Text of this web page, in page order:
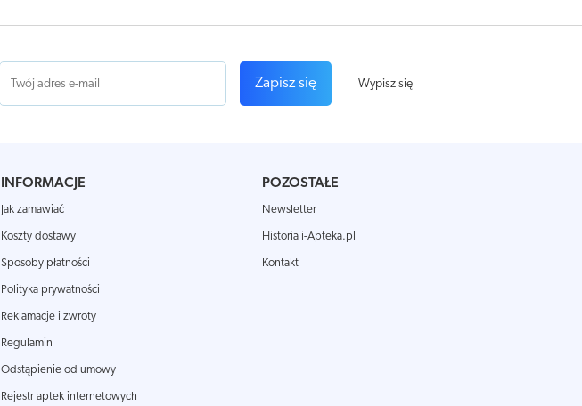
Zapisz się Wypisz się
INFORMACJE
Jak zamawiać
Koszty dostawy
Sposoby płatności
Polityka prywatności
Reklamacje i zwroty
Regulamin
Odstąpienie od umowy
Rejestr aptek internetowych
POZOSTAŁE
Newsletter
Historia i-Apteka.pl
Kontakt